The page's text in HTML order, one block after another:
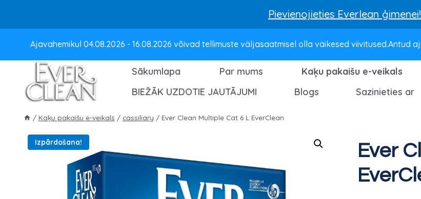
Pievienojieties Everlean ģimenei!
Ajavahemikul 04.08.2026 - 16.08.2026 võivad tellimuste väljasaatmisel olla väikesed viivitused.Antud
Sākumlapa Par mums Kaķu pakaišu e-veikals
BIEŽĀK UZDOTIE JAUTĀJUMI
Blogs Sazinieties ar
/ Kaķu pakaišu e-veikals / cassiliary / Ever Clean Multiple Cat 6 L EverClean
Izpārdošana!
Ever